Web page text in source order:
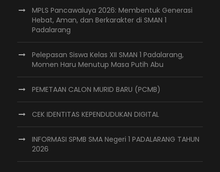
MPLS Pancawaluya 2026: Membentuk Generasi
Hebat, Aman, dan Berkarakter di SMAN 1
Padalarang
Pelepasan Siswa Kelas XII SMAN 1 Padalarang,
Momen Haru Menutup Masa Putih Abu
PEMETAAN CALON MURID BARU (PCMB)
CEK IDENTITAS KEPENDUDUKAN DIGITAL
INFORMASI SPMB SMA Negeri 1 PADALARANG TAHUN
2026